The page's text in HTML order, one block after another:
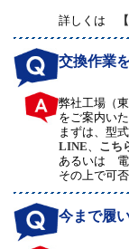
詳しくは
交換作業
弊社工場（
をご案内い
まずは、型
LINE
こち
あるいは
その上で可
今まで履